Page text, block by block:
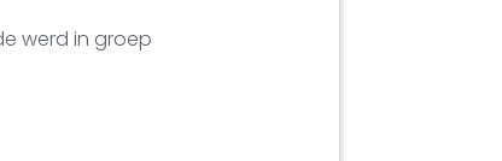
werd in groep